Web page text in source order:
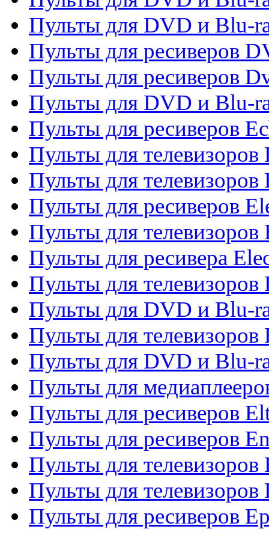
Пульты для DVD и Blu-
Пульты для ресиверов
Пульты для ресиверов
Пульты для DVD и Blu-
Пульты для ресиверов
Пульты для телевизоров
Пульты для телевизоров
Пульты для ресиверов
Пульты для телевизоров
Пульты для ресивера
Пульты для телевизоров
Пульты для DVD и Blu-
Пульты для телевизоров
Пульты для DVD и Blu-
Пульты для
Пульты для ресиверов
Пульты для ресиверов
Пульты для телевизоров
Пульты для телевизоров
Пульты для ресиверов